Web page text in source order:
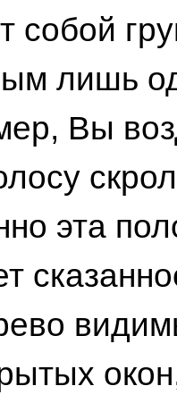
собой
лишь
Вы
эта